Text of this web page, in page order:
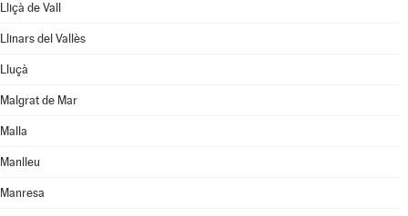
Lliçà de Vall
Llinars del Vallès
Lluçà
Malgrat de Mar
Malla
Manlleu
Manresa